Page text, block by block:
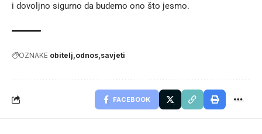
i dovoljno sigurno da budemo ono što jesmo.
OZNAKE obitelj odnos savjeti
FACEBOOK